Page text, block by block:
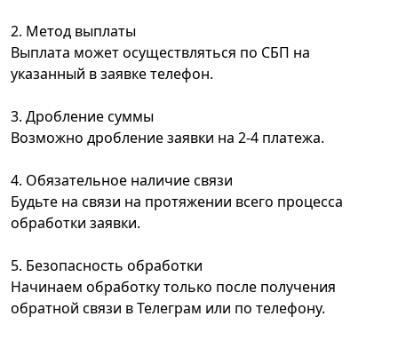
2. Метод выплаты
Выплата может осуществляться по СБП на
указанный в заявке телефон.
3. Дробление суммы
Возможно дробление заявки на 2-4 платежа.
4. Обязательное наличие связи
Будьте на связи на протяжении всего процесса
обработки заявки.
5. Безопасность обработки
Начинаем обработку только после получения
обратной связи в Телеграм или по телефону.